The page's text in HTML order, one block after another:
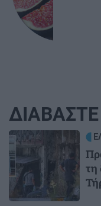
Image
τη